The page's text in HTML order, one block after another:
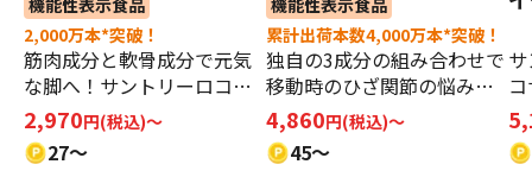
2,000万本*突破！
筋肉成分と軟骨成分で元気
な脚へ！サントリーロコモ
ア
2,970円(税込)〜
27～
累計出荷本数4,000万本*突破！
独自の3成分の組み合わせで
移動時のひざ関節の悩みを
改善
4,860円(税込)～
45～